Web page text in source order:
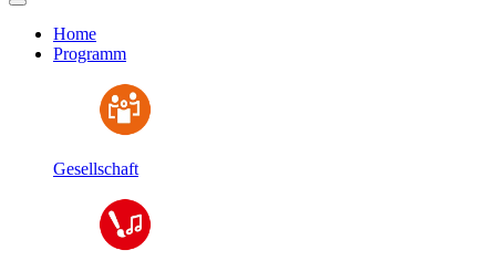
Home
Programm
Gesellschaft